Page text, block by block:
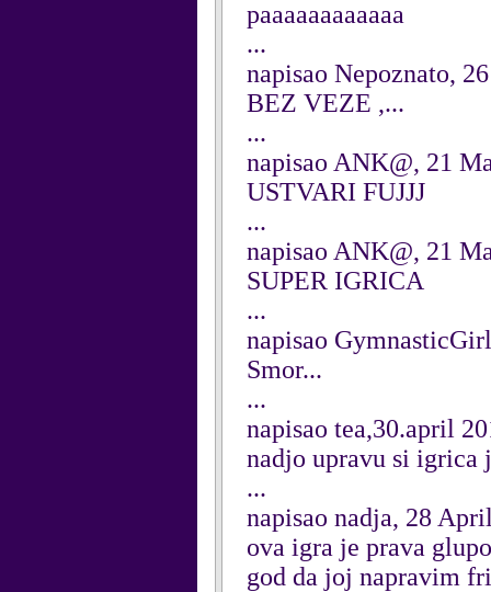
paaaaaaaaaaaa
...
napisao Nepoznato,
BEZ VEZE ,...
...
napisao ANK@, 21
USTVARI FUJJJ
...
napisao ANK@, 21
SUPER IGRICA
...
napisao
Smor...
...
napisao tea,30.april
nadjo upravu si igrica
...
napisao nadja, 28
ova igra je prava
god da joj napravim